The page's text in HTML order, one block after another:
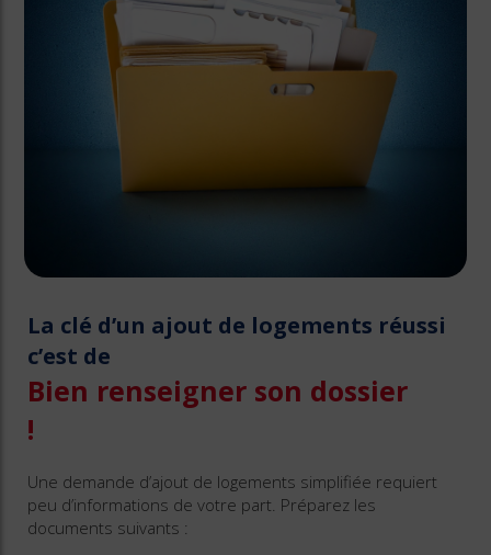
La clé d’un ajout de logements réussi
c’est de
Bien renseigner son dossier
!
Une demande d’ajout de logements simplifiée requiert
peu d’informations de votre part. Préparez les
documents suivants :